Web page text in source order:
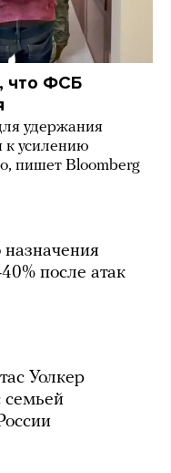
что ФСБ
удержания
к усилению
пишет Bloomberg
после атак
Уолкер
семьей